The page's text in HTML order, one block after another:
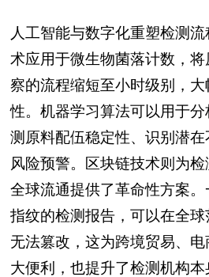
人工智能与数字化重塑检测
术应用于微生物菌落计数，
察的流程缩短至小时级别，
性。机器学习算法可以用于
测原料配伍稳定性、识别潜
风险预警。区块链技术则为
全球流通提供了革命性方案
指纹的检测报告，可以在全球
无法篡改，这为跨境贸易、
大便利，也提升了检测机构本